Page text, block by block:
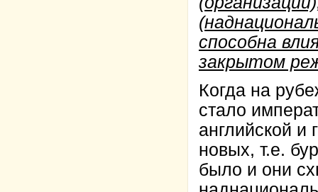
способна
закрытом
Когда на
стало
английской и
новых, т.е.
было и они